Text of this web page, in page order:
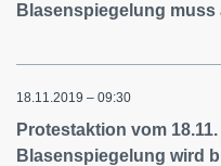
Blasenspiegelung
18.11.2019 – 09:30
Protestaktion vom
Blasenspiegelung wird